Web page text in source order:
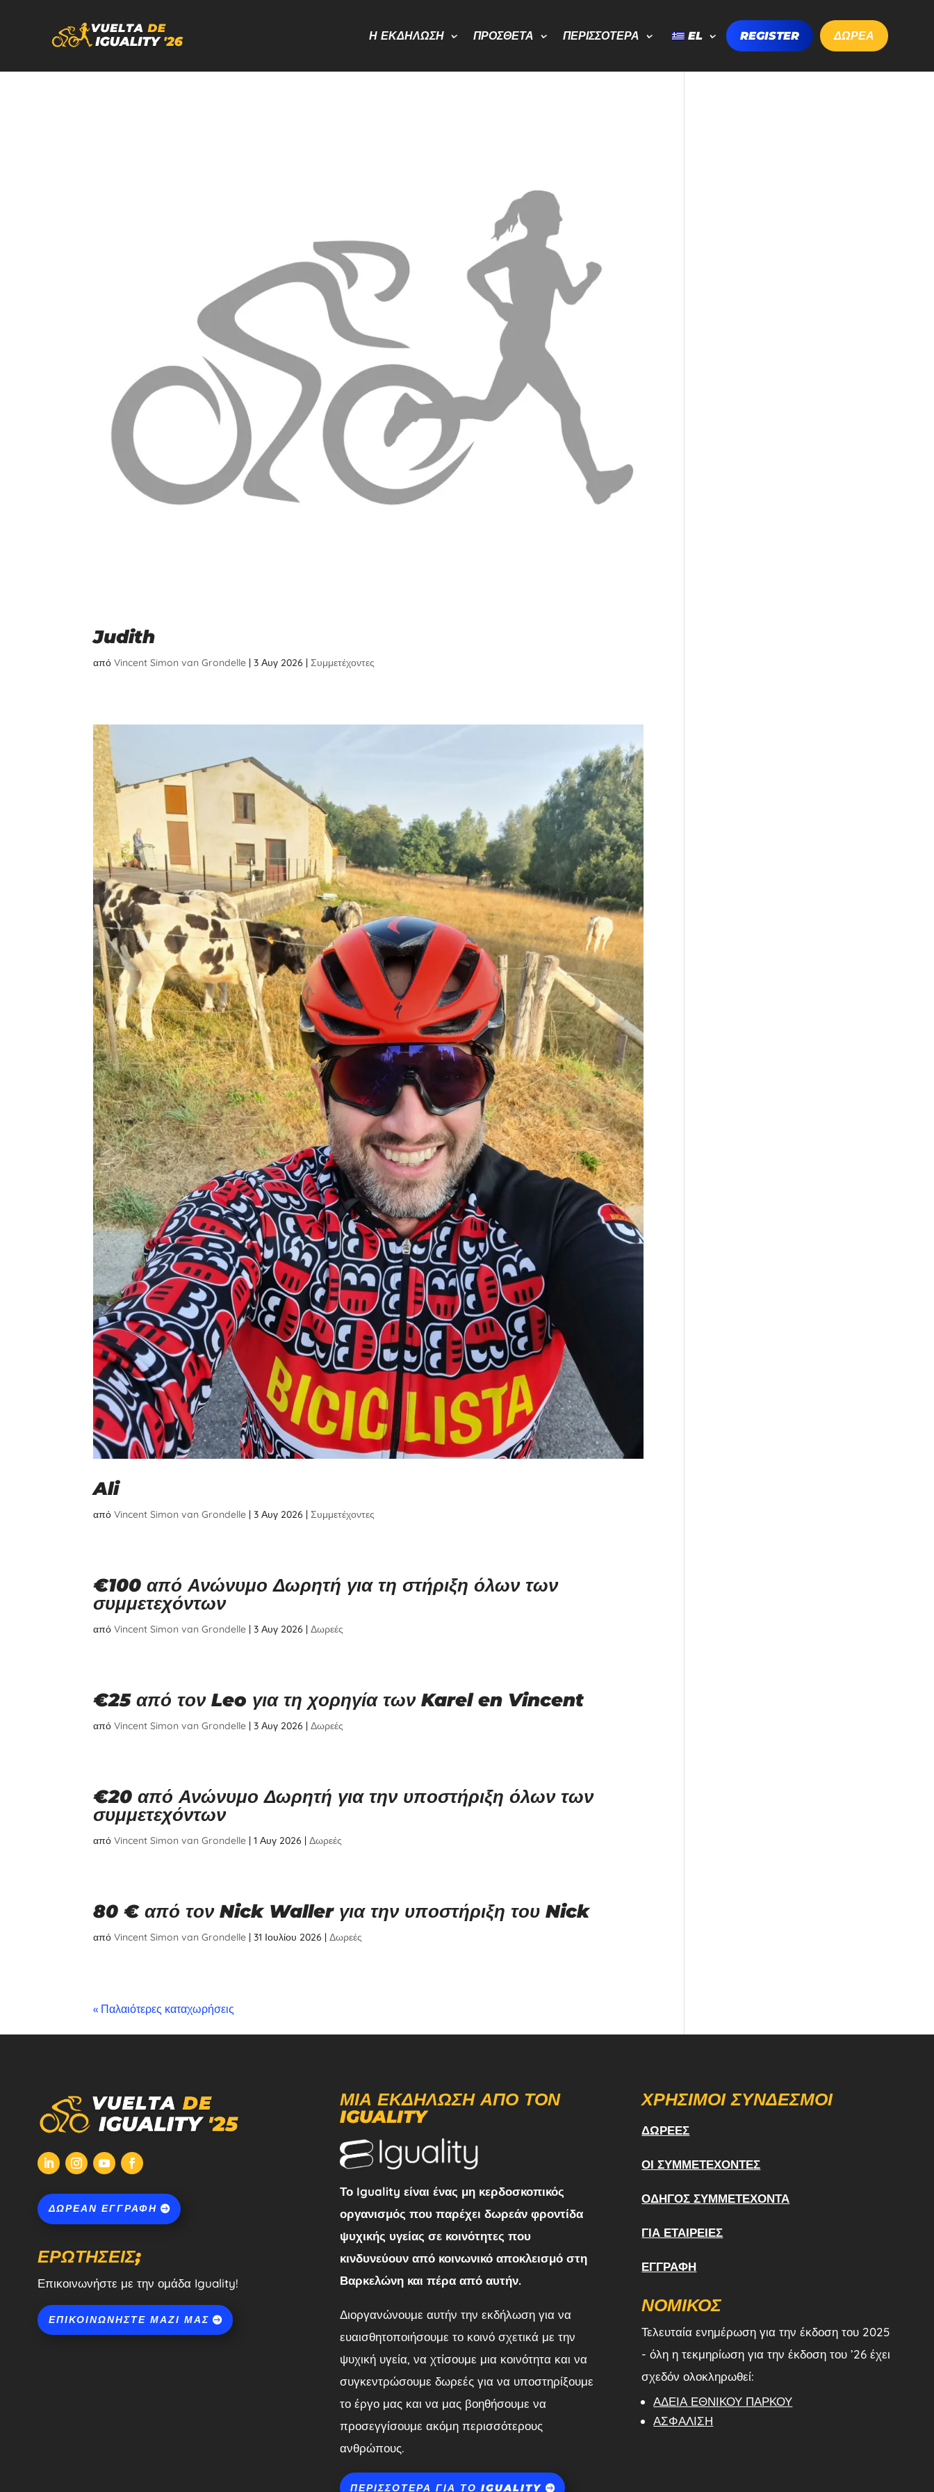
Η ΕΚΔΉΛΩΣΗ ΠΡΌΣΘΕΤΑ ΠΕΡΙΣΣΌΤΕΡΑ EL REGISTER ΔΩΡΕΑ
Judith
απόVincent Simon van Grondelle |3 Αυγ 2026 |Συμμετέχοντες
Ali
απόVincent Simon van Grondelle |3 Αυγ 2026 |Συμμετέχοντες
€100 από Ανώνυμο Δωρητή για τη στήριξη όλων των
συμμετεχόντων
απόVincent Simon van Grondelle |3 Αυγ 2026 |Δωρεές
€25 από τον Leo για τη χορηγία των Karel en Vincent
απόVincent Simon van Grondelle |3 Αυγ 2026 |Δωρεές
€20 από Ανώνυμο Δωρητή για την υποστήριξη όλων των
συμμετεχόντων
απόVincent Simon van Grondelle |1 Αυγ 2026 |Δωρεές
80 € από τον Nick Waller για την υποστήριξη του Nick
απόVincent Simon van Grondelle |31 Ιουλίου 2026 |Δωρεές
« Παλαιότερες καταχωρήσεις
ΔΩΡΕΆΝ ΕΓΓΡΑΦΉ
ΕΡΩΤΉΣΕΙΣ;
Επικοινωνήστε με την ομάδα Iguality!
ΕΠΙΚΟΙΝΩΝΉΣΤΕ ΜΑΖΊ ΜΑΣ
ΜΙΑ ΕΚΔΉΛΩΣΗ ΑΠΌ ΤΟΝ
IGUALITY
Το Iguality είναι ένας μη κερδοσκοπικός
οργανισμός που παρέχει δωρεάν φροντίδα
ψυχικής υγείας σε κοινότητες που
κινδυνεύουν από κοινωνικό αποκλεισμό στη
Βαρκελώνη και πέρα από αυτήν.
Διοργανώνουμε αυτήν την εκδήλωση για να
ευαισθητοποιήσουμε το κοινό σχετικά με την
ψυχική υγεία, να χτίσουμε μια κοινότητα και να
συγκεντρώσουμε δωρεές για να υποστηρίξουμε
το έργο μας και να μας βοηθήσουμε να
προσεγγίσουμε ακόμη περισσότερους
ανθρώπους.
ΠΕΡΙΣΣΌΤΕΡΑ ΓΙΑ ΤΟ IGUALITY
ΧΡΉΣΙΜΟΙ ΣΎΝΔΕΣΜΟΙ
ΔΩΡΕΈΣ
ΟΙ ΣΥΜΜΕΤΈΧΟΝΤΕΣ
ΟΔΗΓΌΣ ΣΥΜΜΕΤΈΧΟΝΤΑ
ΓΙΑ ΕΤΑΙΡΕΊΕΣ
ΕΓΓΡΑΦΉ
ΝΟΜΙΚΌΣ
Τελευταία ενημέρωση για την έκδοση του 2025
- όλη η τεκμηρίωση για την έκδοση του ’26 έχει
σχεδόν ολοκληρωθεί:
ΆΔΕΙΑ ΕΘΝΙΚΟΎ ΠΆΡΚΟΥ
ΑΣΦΆΛΙΣΗ